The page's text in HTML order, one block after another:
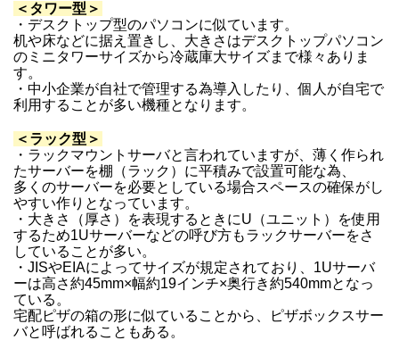
＜タワー型＞
・デスクトップ型のパソコンに似ています。
机や床などに据え置きし、大きさはデスクトップパソコン
のミニタワーサイズから冷蔵庫大サイズまで様々ありま
す。
・中小企業が自社で管理する為導入したり、個人が自宅で
利用することが多い機種となります。
＜ラック型＞
・ラックマウントサーバと言われていますが、薄く作られ
たサーバーを棚（ラック）に平積みで設置可能な為、
多くのサーバーを必要としている場合スペースの確保がし
やすい作りとなっています。
・大きさ（厚さ）を表現するときにU（ユニット）を使用
するため1Uサーバーなどの呼び方もラックサーバーをさ
していることが多い。
・JISやEIAによってサイズが規定されており、1Uサーバ
ーは高さ約45mm×幅約19インチ×奥行き約540mmとなっ
ている。
宅配ピザの箱の形に似ていることから、ピザボックスサー
バと呼ばれることもある。